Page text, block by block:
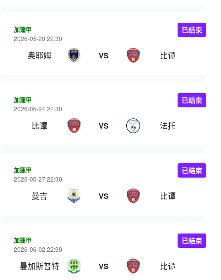
加蓬甲
2026-05-20 22:30
奥耶姆 VS 比谭
已结束
加蓬甲
2026-05-24 22:30
比谭 VS 法托
已结束
加蓬甲
2026-05-27 22:30
曼吉 VS 比谭
已结束
加蓬甲
2026-06-02 22:30
曼加斯普特 VS 比谭
已结束